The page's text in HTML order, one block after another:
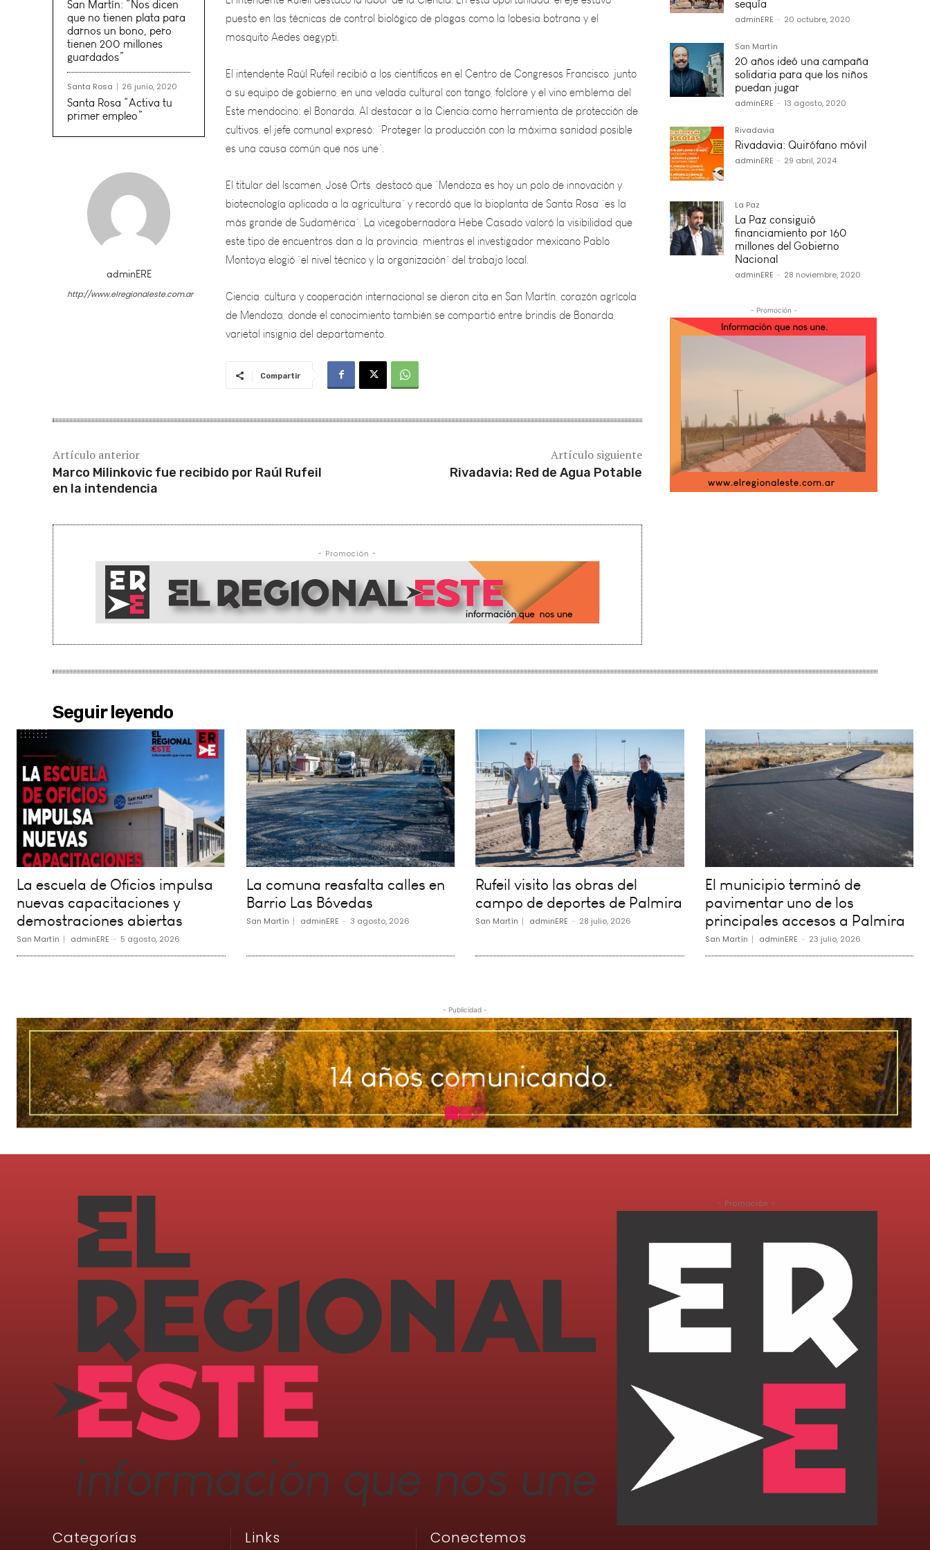
San Martín: “Nos dicen
que no tienen plata para
darnos un bono, pero
tienen 200 millones
guardados”
Santa Rosa 26 junio, 2020
Santa Rosa “Activa tu
primer empleo”
adminERE
http://www.elregionaleste.com.ar
El intendente Raúl Rufeil recibió a los científicos en el Centro de Congresos Francisco, junto
a su equipo de gobierno, en una velada cultural con tango, folclore y el vino emblema del
Este mendocino: el Bonarda. Al destacar a la Ciencia como herramienta de protección de
cultivos, el jefe comunal expresó: “Proteger la producción con la máxima sanidad posible
es una causa común que nos une”.
El titular del Iscamen, José Orts, destacó que “Mendoza es hoy un polo de innovación y
biotecnología aplicada a la agricultura” y recordó que la bioplanta de Santa Rosa “es la
más grande de Sudamérica”. La vicegobernadora Hebe Casado valoró la visibilidad que
este tipo de encuentros dan a la provincia, mientras el investigador mexicano Pablo
Montoya elogió “el nivel técnico y la organización” del trabajo local.
Ciencia, cultura y cooperación internacional se dieron cita en San Martín, corazón agrícola
de Mendoza, donde el conocimiento también se compartió entre brindis de Bonarda,
varietal insignia del departamento.
Compartir
Artículo anterior
Marco Milinkovic fue recibido por Raúl Rufeil
en la intendencia
Artículo siguiente
Rivadavia: Red de Agua Potable
- Promoción -
sequía
adminERE - 20 octubre, 2020
San Martín
20 años ideó una campaña
solidaria para que los niños
puedan jugar
adminERE - 13 agosto, 2020
Rivadavia
Rivadavia: Quirófano móvil
adminERE - 29 abril, 2024
La Paz
La Paz consiguió
financiamiento por 160
millones del Gobierno
Nacional
adminERE - 28 noviembre, 2020
- Promoción -
Seguir leyendo
La escuela de Oficios impulsa
nuevas capacitaciones y
demostraciones abiertas
San Martín adminERE - 5 agosto, 2026
La comuna reasfalta calles en
Barrio Las Bóvedas
San Martín adminERE - 3 agosto, 2026
Rufeil visito las obras del
campo de deportes de Palmira
San Martín adminERE - 28 julio, 2026
El municipio terminó de
pavimentar uno de los
principales accesos a Palmira
San Martín adminERE - 23 julio, 2026
- Publicidad -
Categorías Links Conectemos
- Promoción -